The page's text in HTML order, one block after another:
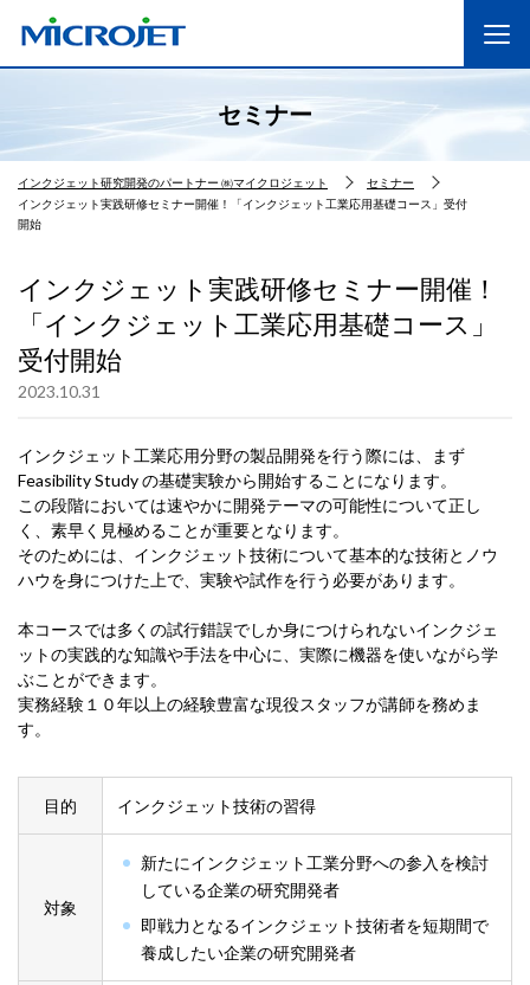
セミナー
インクジェット研究開発のパートナー ㈱マイクロジェット
セミナー
インクジェット実践研修セミナー開催！「インクジェット工業応用基礎コース」受付
開始
インクジェット実践研修セミナー開催！
「インクジェット工業応用基礎コース」
受付開始
2023.10.31
インクジェット工業応用分野の製品開発を行う際には、まず
Feasibility Study の基礎実験から開始することになります。
この段階においては速やかに開発テーマの可能性について正し
く、素早く見極めることが重要となります。
そのためには、インクジェット技術について基本的な技術とノウ
ハウを身につけた上で、実験や試作を行う必要があります。
本コースでは多くの試行錯誤でしか身につけられないインクジェ
ットの実践的な知識や手法を中心に、実際に機器を使いながら学
ぶことができます。
実務経験１０年以上の経験豊富な現役スタッフが講師を務めま
す。
目的 インクジェット技術の習得
対象
新たにインクジェット工業分野への参入を検討
している企業の研究開発者
即戦力となるインクジェット技術者を短期間で
養成したい企業の研究開発者